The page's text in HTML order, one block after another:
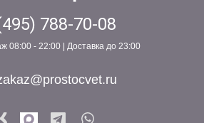
788-70-08
08:00 - 22:00 | Доставка до 23:00